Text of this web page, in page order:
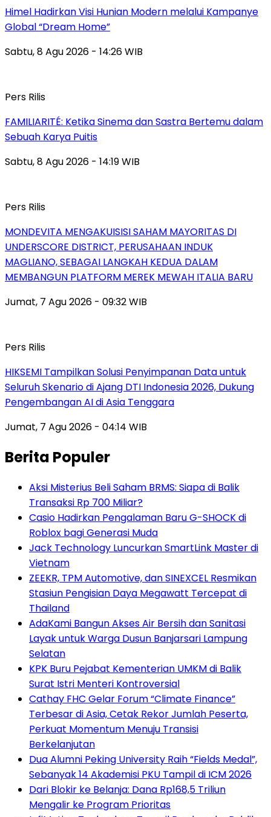
Himel Hadirkan Visi Hunian Modern melalui Kampanye
Global “Dream Home”
Sabtu, 8 Agu 2026 - 14:26 WIB
Pers Rilis
FAMILIARITÉ: Ketika Sinema dan Sastra Bertemu dalam
Sebuah Karya Puitis
Sabtu, 8 Agu 2026 - 14:19 WIB
Pers Rilis
MONDEVITA MENGAKUISISI SAHAM MAYORITAS DI
UNDERSCORE DISTRICT, PERUSAHAAN INDUK
MAGLIANO, SEBAGAI LANGKAH KEDUA DALAM
MEMBANGUN PLATFORM MEREK MEWAH ITALIA BARU
Jumat, 7 Agu 2026 - 09:32 WIB
Pers Rilis
HIKSEMI Tampilkan Solusi Penyimpanan Data untuk
Seluruh Skenario di Ajang DTI Indonesia 2026, Dukung
Pengembangan AI di Asia Tenggara
Jumat, 7 Agu 2026 - 04:14 WIB
Berita Populer
Aksi Misterius Beli Saham BRMS: Siapa di Balik
Transaksi Rp 700 Miliar?
Casio Hadirkan Pengalaman Baru G-SHOCK di
Roblox bagi Generasi Muda
Jack Technology Luncurkan SmartLink Master di
Vietnam
ZEEKR, TPM Automotive, dan SINEXCEL Resmikan
Stasiun Pengisian Daya Megawatt Tercepat di
Thailand
AdaKami Bangun Akses Air Bersih dan Sanitasi
Layak untuk Warga Dusun Banjarsari Lampung
Selatan
KPK Buru Pejabat Kementerian UMKM di Balik
Surat Istri Menteri Kontroversial
Cathay FHC Gelar Forum “Climate Finance”
Terbesar di Asia, Cetak Rekor Jumlah Peserta,
Perkuat Momentum Menuju Transisi
Berkelanjutan
Dua Alumni Peking University Raih “Fields Medal”,
Sebanyak 14 Akademisi PKU Tampil di ICM 2026
Dari Blokir ke Belanja: Dana Rp168,5 Triliun
Mengalir ke Program Prioritas